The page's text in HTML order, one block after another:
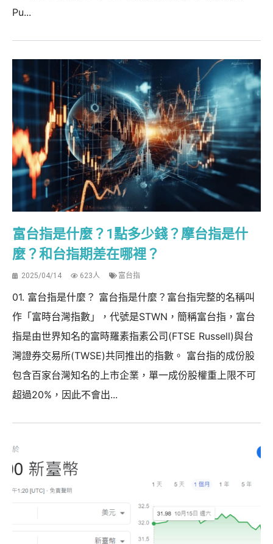
Pu...
富台指是什麼？1點多少錢？摩台指是什
麼？和台指期差在哪裡？
2025/04/14 623人 富台指
01. 富台指是什麼？ 富台指是什麼？富台指完整的名稱叫
作「富時台灣指數」，代號是STWN，簡稱富台指，富台
指是由世界知名的富時羅素指素公司(FTSE Russell)與台
灣證券交易所(TWSE)共同推出的指數。 富台指的成份股
包含百家台灣知名的上市企業，單一成份股權重上限不可
超過20%，因此不會出...